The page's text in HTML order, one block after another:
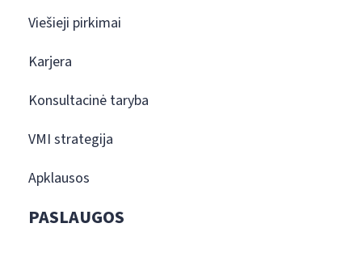
Viešieji pirkimai
Karjera
Konsultacinė taryba
VMI strategija
Apklausos
PASLAUGOS